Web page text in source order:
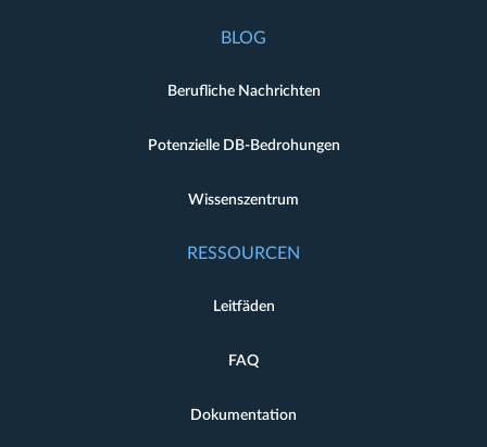
BLOG
Berufliche Nachrichten
Potenzielle DB-Bedrohungen
Wissenszentrum
RESSOURCEN
Leitfäden
FAQ
Dokumentation